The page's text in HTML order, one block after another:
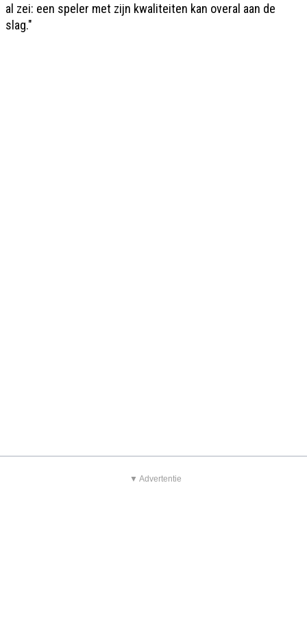
al zei: een speler met zijn kwaliteiten kan overal aan de
slag."
▼ Advertentie